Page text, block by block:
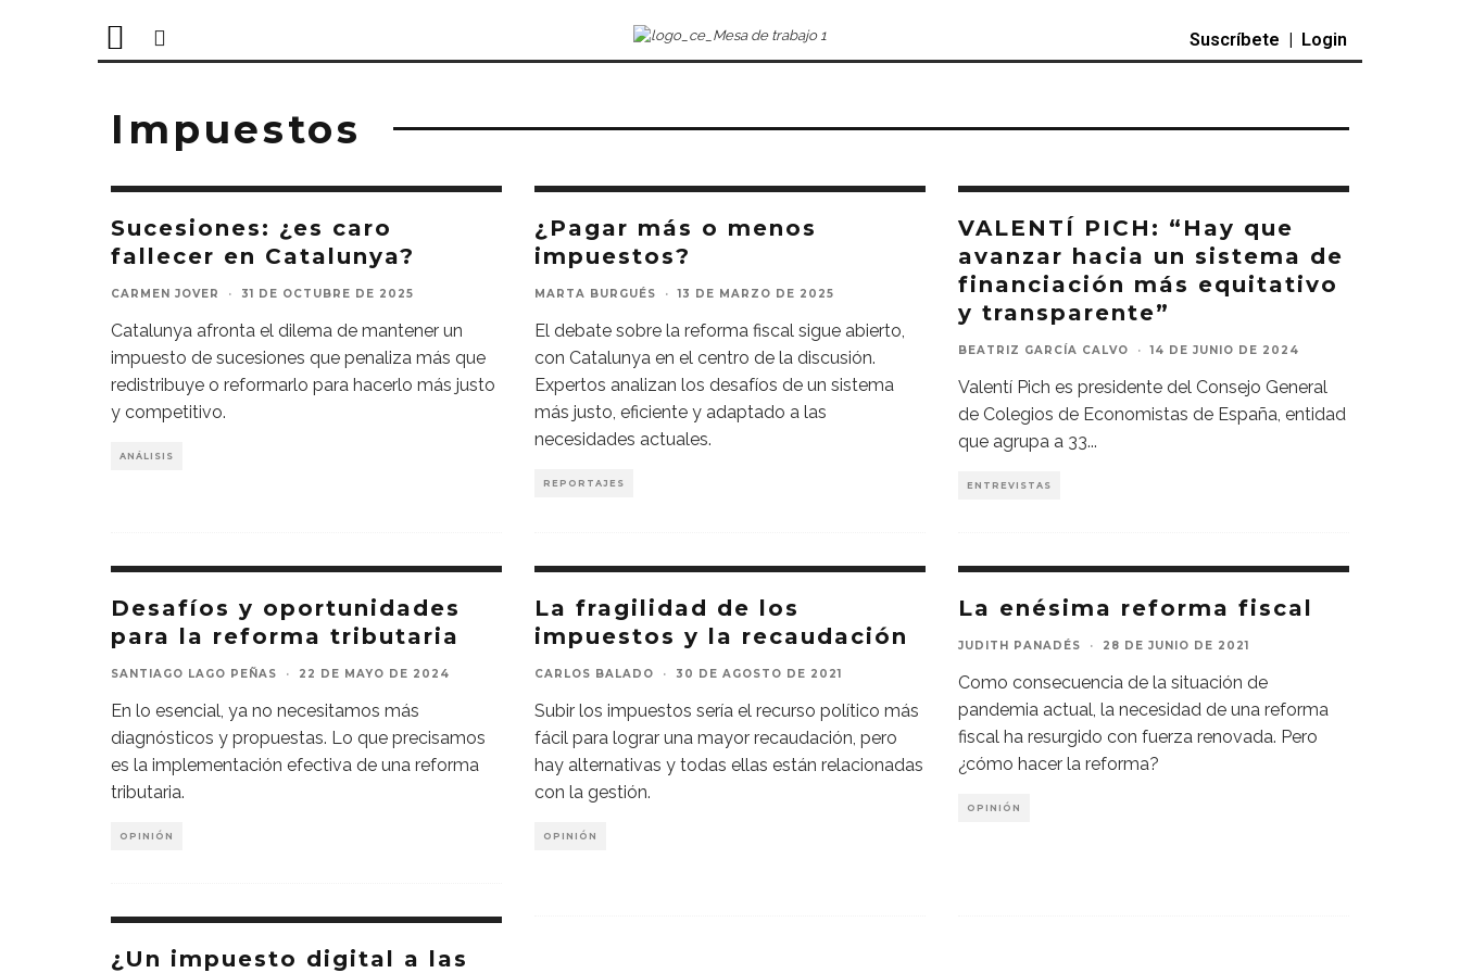
Suscríbete | Login
Impuestos
Sucesiones: ¿es caro
fallecer en Catalunya?
CARMEN JOVER · 31 DE OCTUBRE DE 2025
Catalunya afronta el dilema de mantener un
impuesto de sucesiones que penaliza más que
redistribuye o reformarlo para hacerlo más justo
y competitivo.
ANÁLISIS
¿Pagar más o menos
impuestos?
MARTA BURGUÉS · 13 DE MARZO DE 2025
El debate sobre la reforma fiscal sigue abierto,
con Catalunya en el centro de la discusión.
Expertos analizan los desafíos de un sistema
más justo, eficiente y adaptado a las
necesidades actuales.
REPORTAJES
VALENTÍ PICH: “Hay que
avanzar hacia un sistema de
financiación más equitativo
y transparente”
BEATRIZ GARCÍA CALVO · 14 DE JUNIO DE 2024
Valentí Pich es presidente del Consejo General
de Colegios de Economistas de España, entidad
que agrupa a 33...
ENTREVISTAS
Desafíos y oportunidades
para la reforma tributaria
SANTIAGO LAGO PEÑAS · 22 DE MAYO DE 2024
En lo esencial, ya no necesitamos más
diagnósticos y propuestas. Lo que precisamos
es la implementación efectiva de una reforma
tributaria.
OPINIÓN
La fragilidad de los
impuestos y la recaudación
CARLOS BALADO · 30 DE AGOSTO DE 2021
Subir los impuestos sería el recurso político más
fácil para lograr una mayor recaudación, pero
hay alternativas y todas ellas están relacionadas
con la gestión.
OPINIÓN
La enésima reforma fiscal
JUDITH PANADÉS · 28 DE JUNIO DE 2021
Como consecuencia de la situación de
pandemia actual, la necesidad de una reforma
fiscal ha resurgido con fuerza renovada. Pero
¿cómo hacer la reforma?
OPINIÓN
¿Un impuesto digital a las